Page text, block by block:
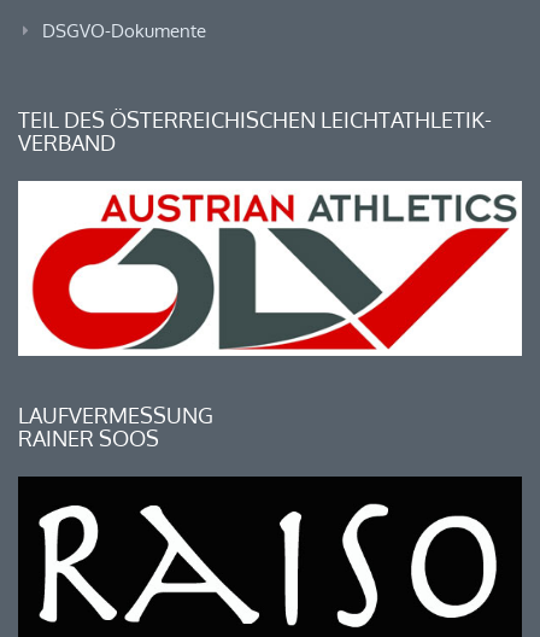
DSGVO-Dokumente
TEIL DES ÖSTERREICHISCHEN LEICHTATHLETIK-
VERBAND
LAUFVERMESSUNG
RAINER SOOS